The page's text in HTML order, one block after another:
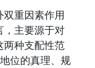
重因素作用
，主要源于对
两种支配性范
位的真理、规